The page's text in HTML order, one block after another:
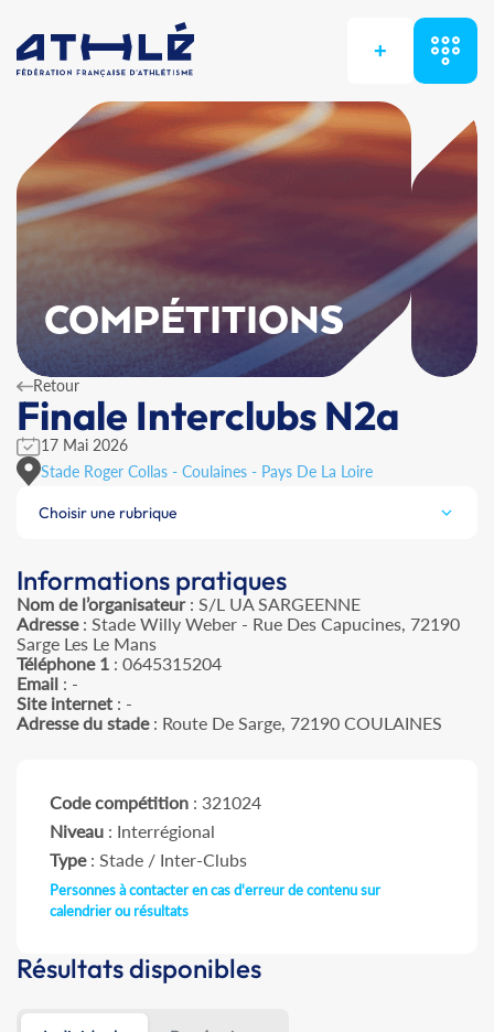
+
COMPÉTITIONS
Retour
Finale Interclubs N2a
17 Mai 2026
Stade Roger Collas - Coulaines - Pays De La Loire
Choisir une rubrique
Informations pratiques
Nom de l’organisateur: S/L UA SARGEENNE
Adresse: Stade Willy Weber - Rue Des Capucines, 72190
Sarge Les Le Mans
Téléphone 1 : 0645315204
Email : -
Site internet : -
Adresse du stade: Route De Sarge, 72190 COULAINES
Code compétition : 321024
Niveau : Interrégional
Type: Stade / Inter-Clubs
Personnes à contacter en cas d'erreur de contenu sur
calendrier ou résultats
Résultats disponibles